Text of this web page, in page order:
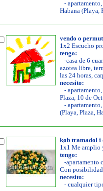
-
Habana (Playa,
vendo o
1x2 Escucho
tengo:
-casa de 6
azotea libre,
las 24 horas,
necesito:
-
Plaza, 10 de
-
(Playa, Plaza,
køb tramadol i
1x1 Me amplio
tengo:
-apartamento
Con posibilidad
necesito:
- cualquier